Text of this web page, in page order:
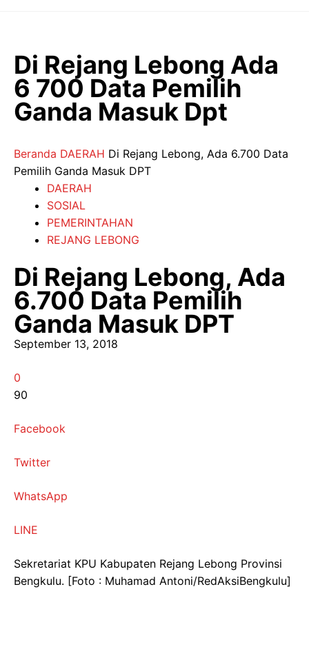
Di Rejang Lebong Ada
6 700 Data Pemilih
Ganda Masuk Dpt
Beranda DAERAH Di Rejang Lebong, Ada 6.700 Data
Pemilih Ganda Masuk DPT
DAERAH
SOSIAL
PEMERINTAHAN
REJANG LEBONG
Di Rejang Lebong, Ada
6.700 Data Pemilih
Ganda Masuk DPT
September 13, 2018
0
90
Facebook
Twitter
WhatsApp
LINE
Sekretariat KPU Kabupaten Rejang Lebong Provinsi
Bengkulu. [Foto : Muhamad Antoni/RedAksiBengkulu]